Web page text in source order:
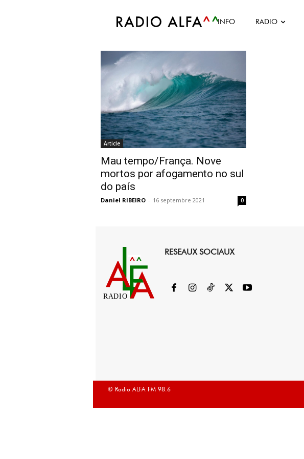
INFO RADIO
Accueil Tags Mau tempo França
Tag: Mau tempo França
Article
Mau tempo/França. Nove
mortos por afogamento no sul
do país
Daniel RIBEIRO - 16 septembre 2021 0
RADIO
RESEAUX SOCIAUX
© Radio ALFA FM 98.6